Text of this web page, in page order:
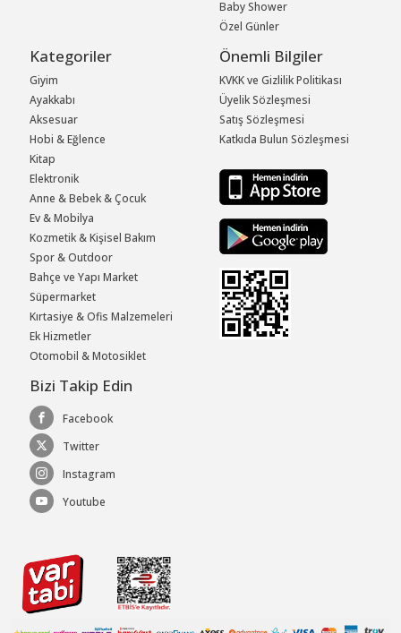
Baby Shower
Özel Günler
Kategoriler
Giyim
Ayakkabı
Aksesuar
Hobi & Eğlence
Kitap
Elektronik
Anne & Bebek & Çocuk
Ev & Mobilya
Kozmetik & Kişisel Bakım
Spor & Outdoor
Bahçe ve Yapı Market
Süpermarket
Kırtasiye & Ofis Malzemeleri
Ek Hizmetler
Otomobil & Motosiklet
Önemli Bilgiler
KVKK ve Gizlilik Politikası
Üyelik Sözleşmesi
Satış Sözleşmesi
Katkıda Bulun Sözleşmesi
Bizi Takip Edin
Facebook
Twitter
Instagram
Youtube